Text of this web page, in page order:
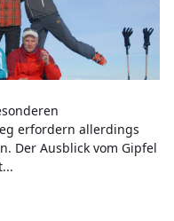
erfordern allerdings
Der Ausblick vom Gipfel